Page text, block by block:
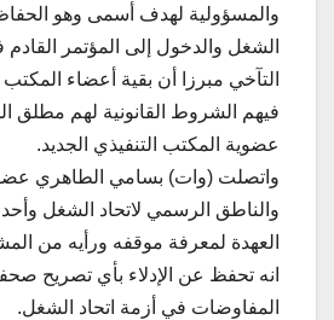
والمسؤولية لهدف أسمى وهو
الشغل والدخول إلى المؤتمر
التآخي مبرزا أن بقية أعضاء
فيهم الشروط القانونية لهم مطلق
عضوية المكتب التنفيذي الجديد.
واتصلت (وات) بسامي الطاهري عضو
والناطق الرسمي لاتحاد الشغل وأحد
العهدة لمعرفة موقفه ورأيه من
انه تحفظ عن الإدلاء بأي تصريح
المفاوضات في أزمة اتحاد الشغل.